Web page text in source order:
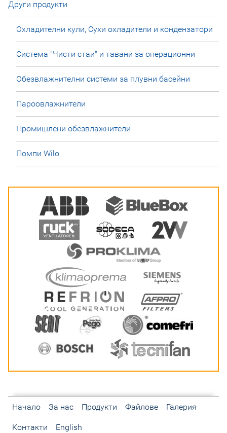
Други продукти
Oхладителни кули, Сухи охладители и кондензатори
Система "Чисти стаи" и тавани за операционни
Обезвлажнителни системи за плувни басейни
Пароовлажнители
Промишлени обезвлажнители
Помпи Wilo
Начало За нас Продукти Файлове Галерия
Контакти English